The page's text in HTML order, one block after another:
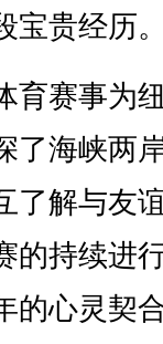
宝贵经历
赛事为
了海峡两
了解与友
的持续进
的心灵契